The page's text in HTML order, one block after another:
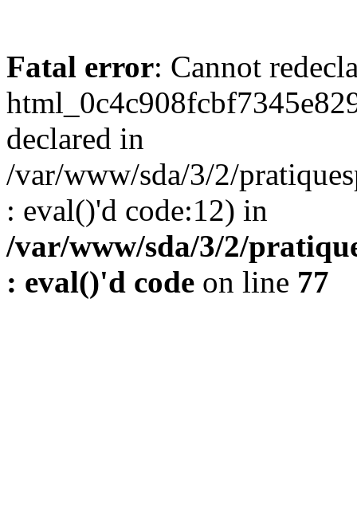
Fatal error: Cannot
declared in
/var/www/sda/3/2/
: eval()'d code:12) in
/var/www/sda/3/2/
: eval()'d code on line 77